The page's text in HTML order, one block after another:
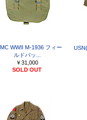
WWII M-1936 フィー
ルドバッ...
￥31,000
SOLD OUT